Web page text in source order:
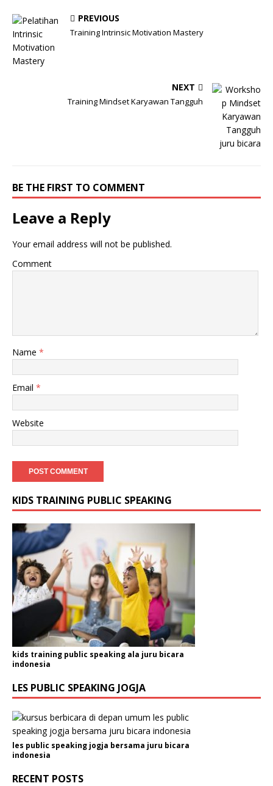
PREVIOUS
Training Intrinsic Motivation Mastery
NEXT
Training Mindset Karyawan Tangguh
BE THE FIRST TO COMMENT
Leave a Reply
Your email address will not be published.
Comment
Name *
Email *
Website
KIDS TRAINING PUBLIC SPEAKING
kids training public speaking ala juru bicara
indonesia
LES PUBLIC SPEAKING JOGJA
les public speaking jogja bersama juru bicara
indonesia
RECENT POSTS